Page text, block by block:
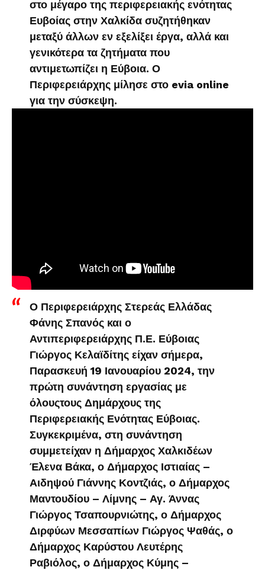
στο μέγαρο της περιφερειακής ενότητας
Ευβοίας στην Χαλκίδα συζητήθηκαν
μεταξύ άλλων εν εξελίξει έργα, αλλά και
γενικότερα τα ζητήματα που
αντιμετωπίζει η Εύβοια. Ο
Περιφερειάρχης μίλησε στο evia online
για την σύσκεψη.
Ο Περιφερειάρχης Στερεάς Ελλάδας
Φάνης Σπανός και ο
Αντιπεριφερειάρχης Π.Ε. Εύβοιας
Γιώργος Κελαϊδίτης είχαν σήμερα,
Παρασκευή 19 Ιανουαρίου 2024, την
πρώτη συνάντηση εργασίας με
όλουςτους Δημάρχους της
Περιφερειακής Ενότητας Εύβοιας.
Συγκεκριμένα, στη συνάντηση
συμμετείχαν η Δήμαρχος Χαλκιδέων
Έλενα Βάκα, ο Δήμαρχος Ιστιαίας –
Αιδηψού Γιάννης Κοντζιάς, ο Δήμαρχος
Μαντουδίου – Λίμνης – Αγ. Άννας
Γιώργος Τσαπουρνιώτης, ο Δήμαρχος
Διρφύων Μεσσαπίων Γιώργος Ψαθάς, ο
Δήμαρχος Καρύστου Λευτέρης
Ραβιόλος, ο Δήμαρχος Κύμης –